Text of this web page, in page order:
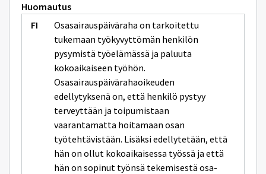
Huomautus
Osasairauspäiväraha on tarkoitettu
tukemaan työkyvyttömän henkilön
pysymistä työelämässä ja paluuta
kokoaikaiseen työhön.
Osasairauspäivärahaoikeuden
edellytyksenä on, että henkilö pystyy
terveyttään ja toipumistaan
vaarantamatta hoitamaan osan
työtehtävistään. Lisäksi edellytetään, että
hän on ollut kokoaikaisessa työssä ja että
hän on sopinut työnsä tekemisestä osa-